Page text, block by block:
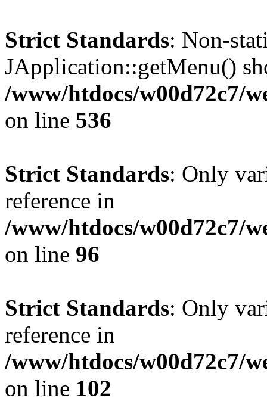
Strict Standards: Non-
JApplication::getMenu()
/www/htdocs/w00d72c7/
on line 536
Strict Standards: Only
reference in
/www/htdocs/w00d72c7/
on line 96
Strict Standards: Only
reference in
/www/htdocs/w00d72c7/
on line 102